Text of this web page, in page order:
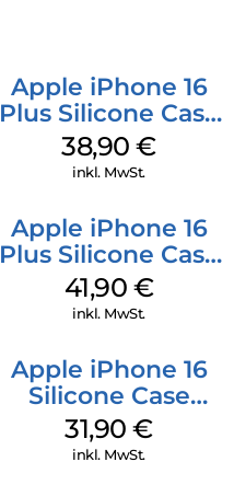
Apple iPhone 16
Plus Silicone Case
MagSafe Denim
38,90€
inkl. MwSt.
Apple iPhone 16
Plus Silicone Case
MagSafe Stone
Gray
41,90 €
inkl. MwSt.
Apple iPhone 16
Silicone Case
MagSafe Fuchsia
31,90€
inkl. MwSt.